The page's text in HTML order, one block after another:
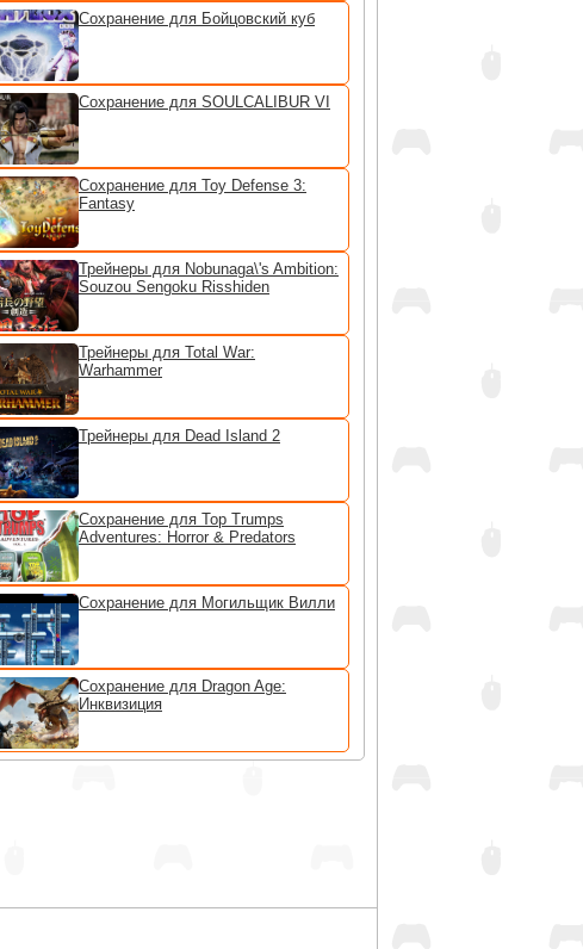
Сохранение для Бойцовский куб
Сохранение для SOULCALIBUR VI
Сохранение для Toy Defense 3:
Fantasy
Трейнеры для Nobunaga\'s Ambition:
Souzou Sengoku Risshiden
Трейнеры для Total War:
Warhammer
Трейнеры для Dead Island 2
Сохранение для Top Trumps
Adventures: Horror & Predators
Сохранение для Могильщик Вилли
Сохранение для Dragon Age:
Инквизиция